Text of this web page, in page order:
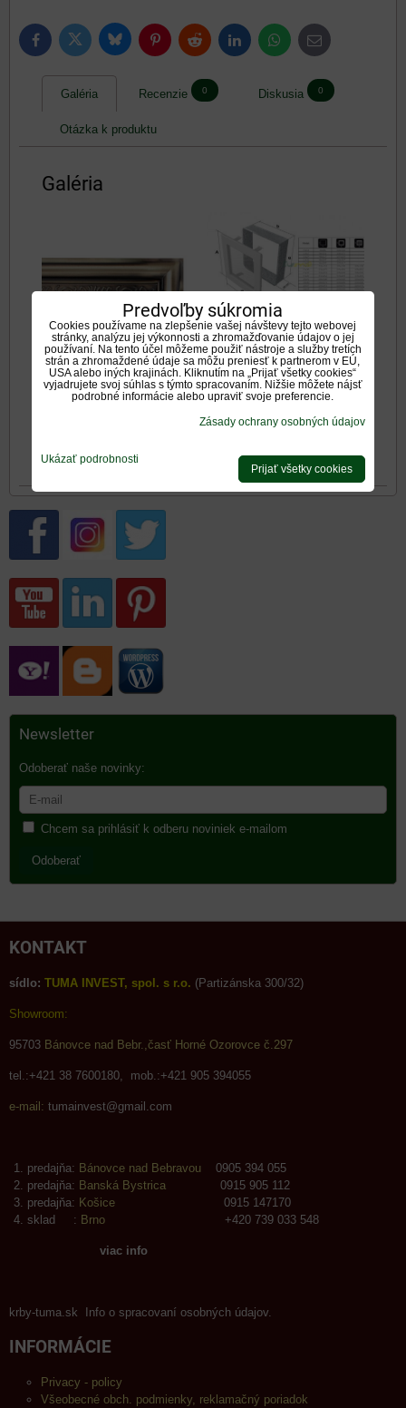
FacebookTwitter BlueskyPinterestReddit LinkedInWhatsApp
E-
mail
Galéria Recenzie 0 Diskusia 0
Otázka k produktu
Galéria
Rozmery mriežok
Newsletter
Odoberať naše novinky:
Chcem sa prihlásiť k odberu noviniek e-mailom
Odoberať
KONTAKT
sídlo: TUMA INVEST, spol. s r.o. (Partizánska 300/32)
Showroom:
95703 Bánovce nad Bebr.,časť Horné Ozorovce č.297
tel.:+421 38 7600180, mob.:+421 905 394055
e-mail: tumainvest@gmail.com
predajňa: Bánovce nad Bebravou 0905 394 055
predajňa: Banská Bystrica 0915 905 112
predajňa: Košice 0915 147170
sklad : Brno +420 739 033 548
viac info
krby-tuma.sk Info o spracovaní osobných údajov.
INFORMÁCIE
Privacy - policy
Všeobecné obch. podmienky, reklamačný poriadok
Predvoľby súkromia
Cookies používame na zlepšenie vašej návštevy tejto webovej
stránky, analýzu jej výkonnosti a zhromažďovanie údajov o jej
používaní. Na tento účel môžeme použiť nástroje a služby tretích
strán a zhromaždené údaje sa môžu preniesť k partnerom v EÚ,
USA alebo iných krajinách. Kliknutím na „Prijať všetky cookies“
vyjadrujete svoj súhlas s týmto spracovaním. Nižšie môžete nájsť
podrobné informácie alebo upraviť svoje preferencie.
Zásady ochrany osobných údajov
Ukázať podrobnosti
Prijať všetky cookies